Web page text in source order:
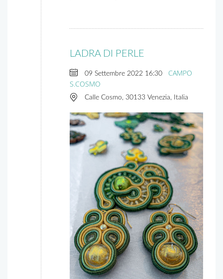
LADRA DI PERLE
09 Settembre 2022 16:30
CAMPO
S.COSMO
Calle Cosmo, 30133 Venezia, Italia